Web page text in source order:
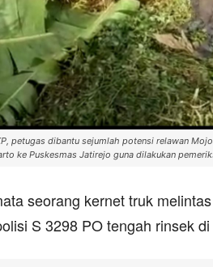
petugas dibantu sejumlah potensi relawan
ke Puskesmas Jatirejo guna dilakukan
seorang kernet truk
S 3298 PO tengah rinsek